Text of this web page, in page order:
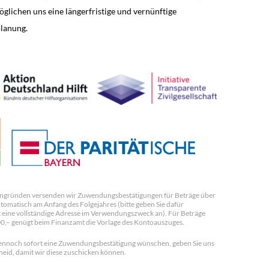
uns eine längerfristige und vernünftige
versenden wir Zuwendungsbestätigungen für Beträge über
am Anfang des Folgejahres (bitte geben Sie dafür
vollständige Adresse im Verwendungszweck an). Für Beträge
genügt beim Finanzamt die Vorlage des Kontoauszuges.
sofort eine Zuwendungsbestätigung wünschen, geben Sie uns
damit wir diese zuschicken können.